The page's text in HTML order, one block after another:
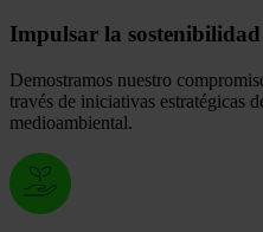
Impulsar la sostenibilidad
Demostramos nuestro
través de iniciativas estratégicas
medioambiental.